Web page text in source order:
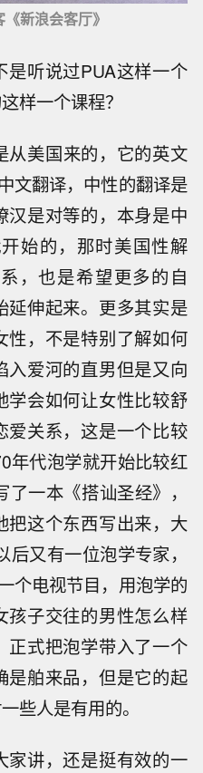
新浪会客厅》
是听说过PUA这样一个
样一个课程？
从美国来的，它的英文
文翻译，中性的翻译是
汉是对等的，本身是中
始的，那时美国性解
，也是希望更多的自
延伸起来。更多其实是
性，不是特别了解如何
爱河的直男但是又向
学会如何让女性比较舒
爱关系，这是一个比较
年代泡学就开始比较红
一本《搭讪圣经》，
把这个东西写出来，大
又有一位泡学专家，
个电视节目，用泡学的
孩子交往的男性怎么样
正式把泡学带入了一个
是舶来品，但是它的起
些人是有用的。
家讲，还是挺有效的一